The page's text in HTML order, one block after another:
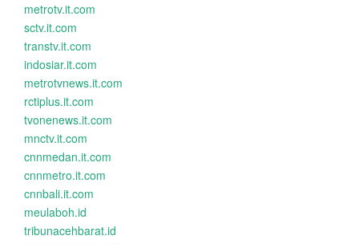
metrotv.it.com
sctv.it.com
transtv.it.com
indosiar.it.com
metrotvnews.it.com
rctiplus.it.com
tvonenews.it.com
mnctv.it.com
cnnmedan.it.com
cnnmetro.it.com
cnnbali.it.com
meulaboh.id
tribunacehbarat.id